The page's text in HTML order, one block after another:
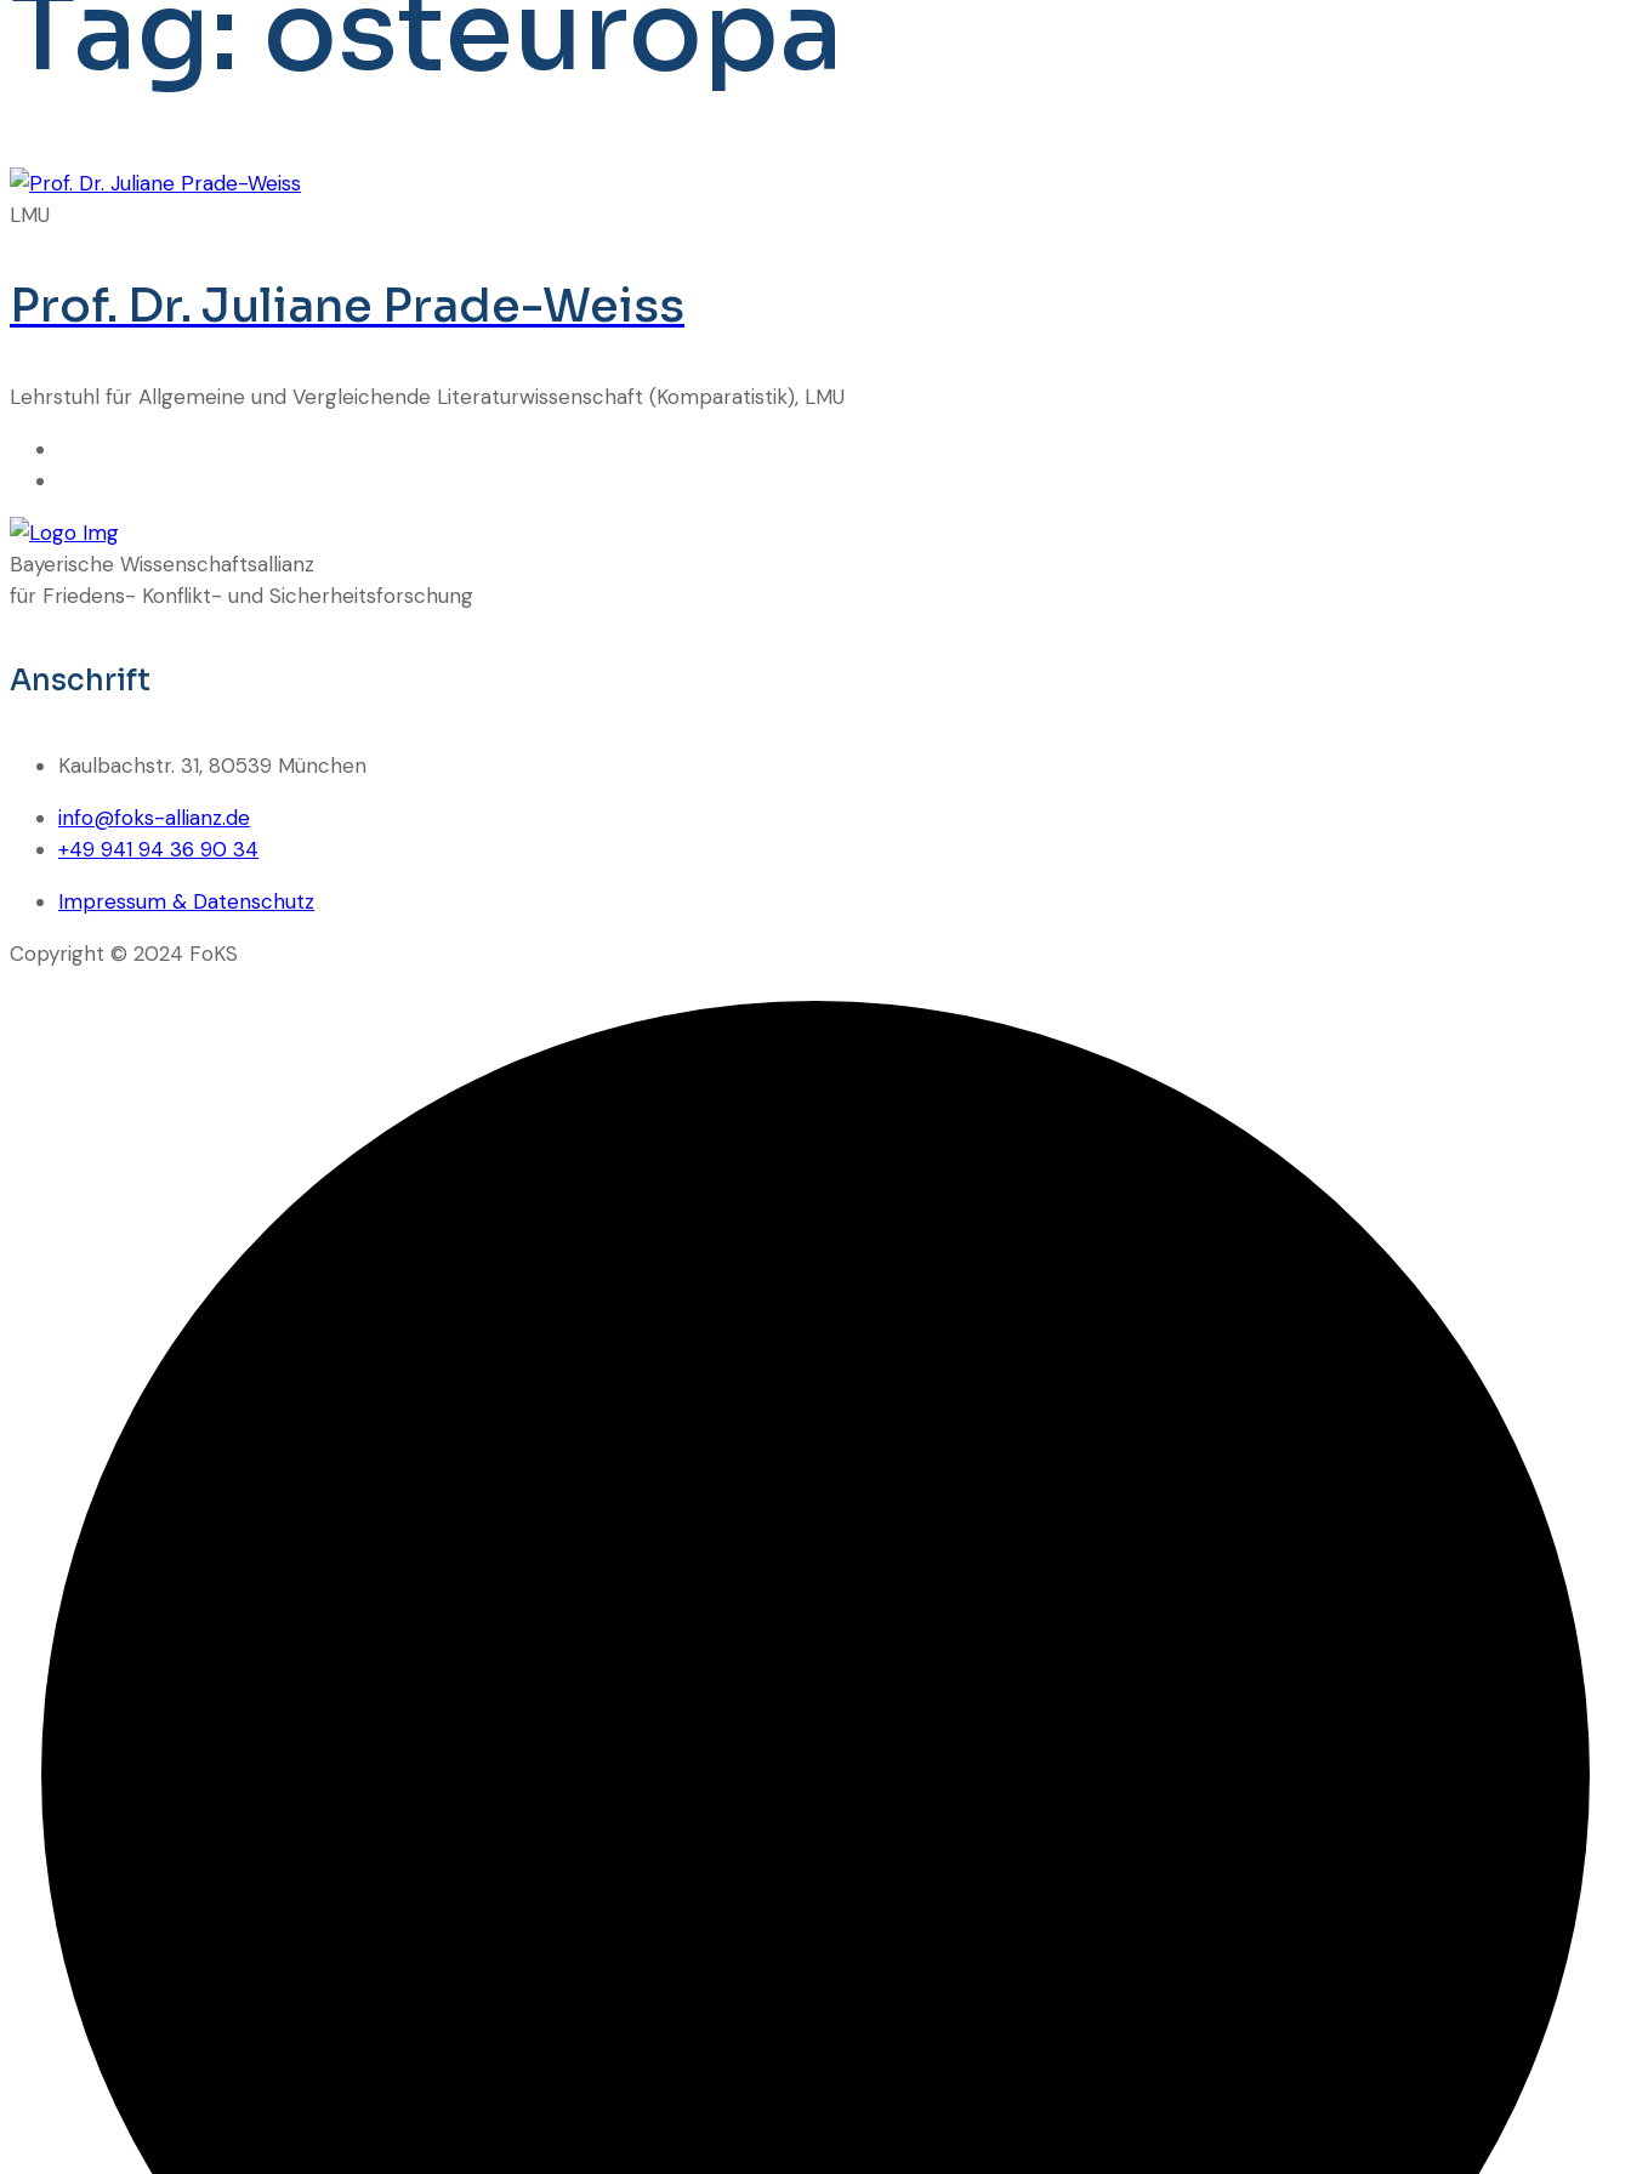
Tag: osteuropa
LMU
Prof. Dr. Juliane Prade-Weiss
Lehrstuhl für Allgemeine und Vergleichende Literaturwissenschaft (Komparatistik), LMU
Bayerische Wissenschaftsallianz
für Friedens- Konflikt- und Sicherheitsforschung
Anschrift
Kaulbachstr. 31, 80539 München
info@foks-allianz.de
+49 941 94 36 90 34
Impressum & Datenschutz
Copyright © 2024 FoKS